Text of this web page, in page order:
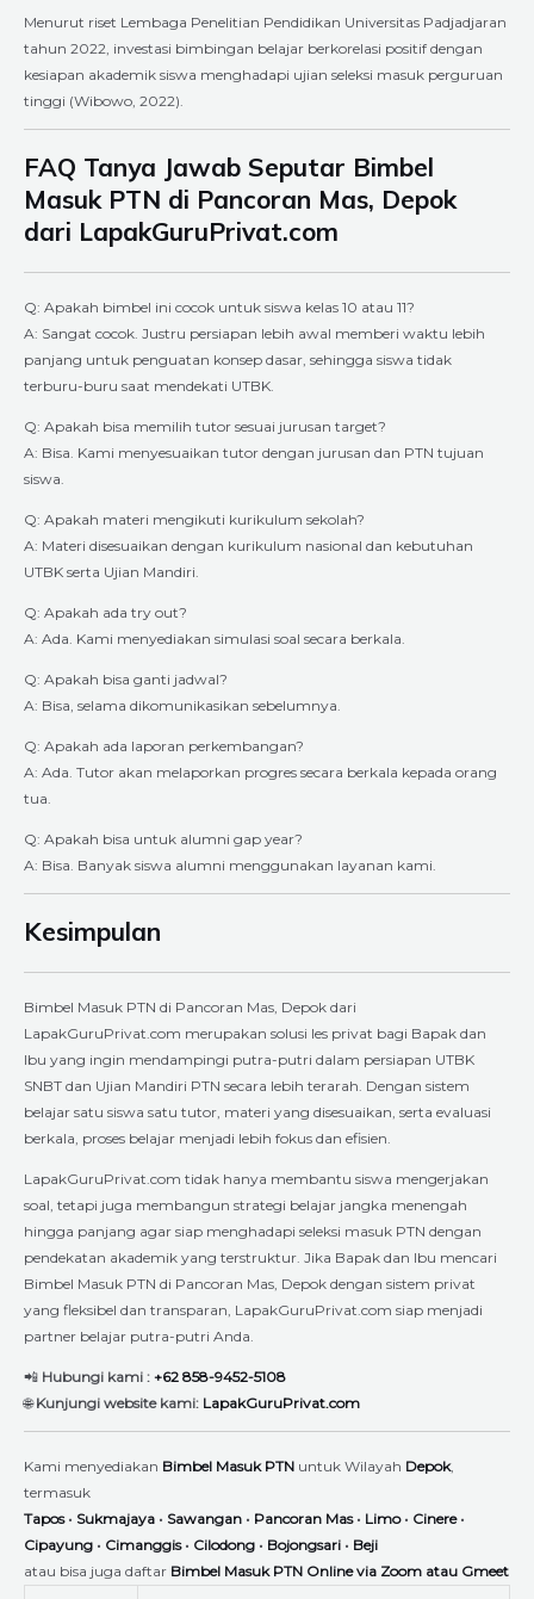
Menurut riset Lembaga Penelitian Pendidikan Universitas Padjadjaran
tahun 2022, investasi bimbingan belajar berkorelasi positif dengan
kesiapan akademik siswa menghadapi ujian seleksi masuk perguruan
tinggi (Wibowo, 2022).
FAQ Tanya Jawab Seputar Bimbel
Masuk PTN di Pancoran Mas, Depok
dari LapakGuruPrivat.com
Q: Apakah bimbel ini cocok untuk siswa kelas 10 atau 11?
A: Sangat cocok. Justru persiapan lebih awal memberi waktu lebih
panjang untuk penguatan konsep dasar, sehingga siswa tidak
terburu-buru saat mendekati UTBK.
Q: Apakah bisa memilih tutor sesuai jurusan target?
A: Bisa. Kami menyesuaikan tutor dengan jurusan dan PTN tujuan
siswa.
Q: Apakah materi mengikuti kurikulum sekolah?
A: Materi disesuaikan dengan kurikulum nasional dan kebutuhan
UTBK serta Ujian Mandiri.
Q: Apakah ada try out?
A: Ada. Kami menyediakan simulasi soal secara berkala.
Q: Apakah bisa ganti jadwal?
A: Bisa, selama dikomunikasikan sebelumnya.
Q: Apakah ada laporan perkembangan?
A: Ada. Tutor akan melaporkan progres secara berkala kepada orang
tua.
Q: Apakah bisa untuk alumni gap year?
A: Bisa. Banyak siswa alumni menggunakan layanan kami.
Kesimpulan
Bimbel Masuk PTN di Pancoran Mas, Depok dari
LapakGuruPrivat.com merupakan solusi les privat bagi Bapak dan
Ibu yang ingin mendampingi putra-putri dalam persiapan UTBK
SNBT dan Ujian Mandiri PTN secara lebih terarah. Dengan sistem
belajar satu siswa satu tutor, materi yang disesuaikan, serta evaluasi
berkala, proses belajar menjadi lebih fokus dan efisien.
LapakGuruPrivat.com tidak hanya membantu siswa mengerjakan
soal, tetapi juga membangun strategi belajar jangka menengah
hingga panjang agar siap menghadapi seleksi masuk PTN dengan
pendekatan akademik yang terstruktur. Jika Bapak dan Ibu mencari
Bimbel Masuk PTN di Pancoran Mas, Depok dengan sistem privat
yang fleksibel dan transparan, LapakGuruPrivat.com siap menjadi
partner belajar putra-putri Anda.
📲 Hubungi kami : +62 858-9452-5108
🌐Kunjungi website kami: LapakGuruPrivat.com
Kami menyediakan Bimbel Masuk PTN untuk Wilayah Depok,
termasuk
Tapos• Sukmajaya • Sawangan • Pancoran Mas• Limo• Cinere•
Cipayung • Cimanggis• Cilodong • Bojongsari • Beji
atau bisa juga daftar Bimbel Masuk PTN Online via Zoom atau Gmeet